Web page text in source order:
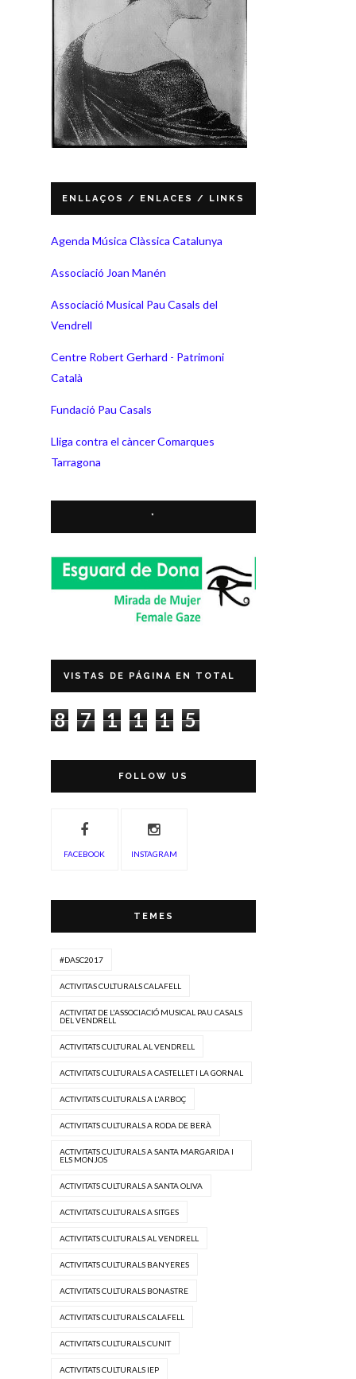
ENLLAÇOS / ENLACES / LINKS
Agenda Música Clàssica Catalunya
Associació Joan Manén
Associació Musical Pau Casals del
Vendrell
Centre Robert Gerhard - Patrimoni
Català
Fundació Pau Casals
Lliga contra el càncer Comarques
Tarragona
*
VISTAS DE PÁGINA EN TOTAL
8 7 1 1 1 5
FOLLOW US
FACEBOOK INSTAGRAM
TEMES
#DASC2017
ACTIVITAS CULTURALS CALAFELL
ACTIVITAT DE L'ASSOCIACIÓ MUSICAL PAU CASALS
DEL VENDRELL
ACTIVITATS CULTURAL AL VENDRELL
ACTIVITATS CULTURALS A CASTELLET I LA GORNAL
ACTIVITATS CULTURALS A L'ARBOÇ
ACTIVITATS CULTURALS A RODA DE BERÀ
ACTIVITATS CULTURALS A SANTA MARGARIDA I
ELS MONJOS
ACTIVITATS CULTURALS A SANTA OLIVA
ACTIVITATS CULTURALS A SITGES
ACTIVITATS CULTURALS AL VENDRELL
ACTIVITATS CULTURALS BANYERES
ACTIVITATS CULTURALS BONASTRE
ACTIVITATS CULTURALS CALAFELL
ACTIVITATS CULTURALS CUNIT
ACTIVITATS CULTURALS IEP